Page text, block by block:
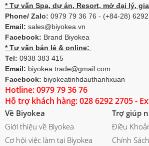
* Tư vấn Spa, dự án, Resort, mở đại lý,
Phone/ Zalo: 0979 79 36 76 - (+84-28)
Email: sales@biyokea.vn
Facebook: Brand Biyokea
* Tư vấn bán lẻ & online:
Tel: 0938 383 415
Email: biyokea.trade@gmail.com
Facebook: biyokeatinhdauthanhxuan
Hotline: 0979 79 36 76
Hỗ trợ khách hàng: 028 6292 2705 -
Về Biyokea
Giới thiệu về Biyokea
Cơ hội việc làm tại Biyokea
Trợ giúp
Điều
Chính